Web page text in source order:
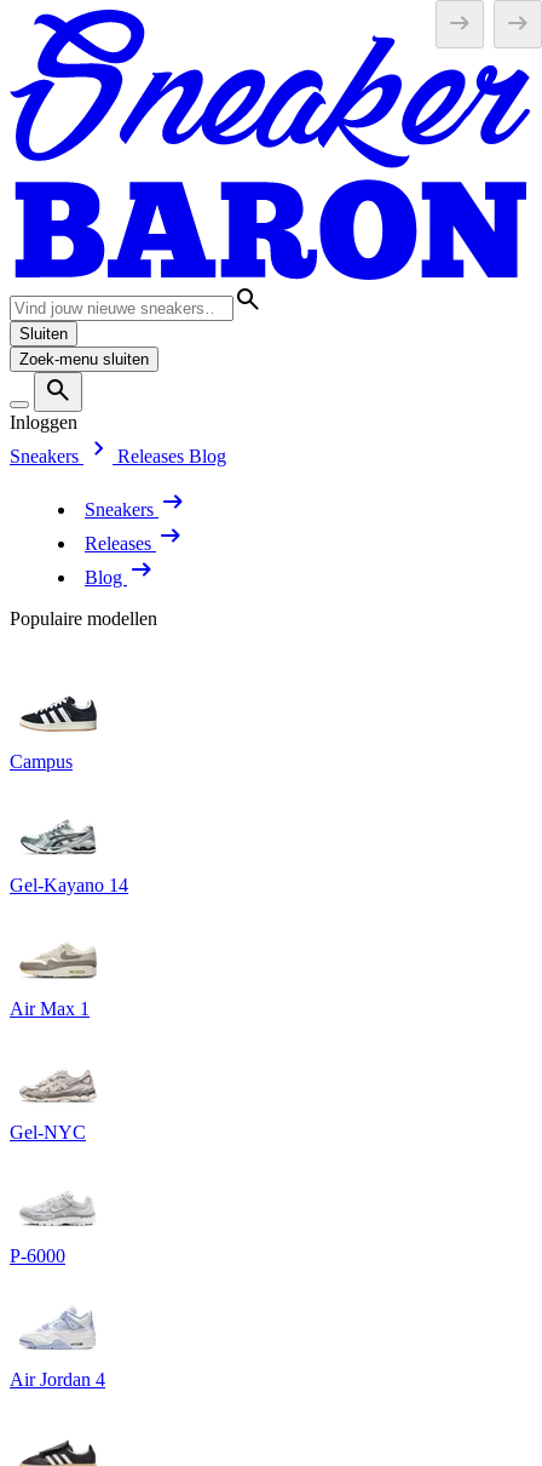
Sluiten
Zoek-menu sluiten
Inloggen
Sneakers
Releases Blog
Sneakers
Releases
Blog
Populaire modellen
Campus
Gel-Kayano 14
Air Max 1
Gel-NYC
P-6000
Air Jordan 4